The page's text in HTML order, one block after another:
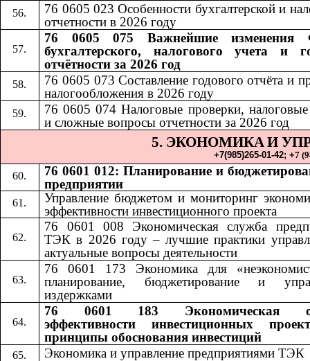
76 0605 023 Особенности бухгалтерской и
отчетности в 2026 году
76 0605 075 Важнейшие изменения
бухгалтерского, налогового учета и
отчётности за 2026 год
76 0605 073 Составление годового отчёта и
налогообложения в 2026 году
76 0605 074 Налоговые проверки,
и сложные вопросы отчетности за 2026 год
5. ЭКОНОМИКА И
+7(985)265-01-42;​​+7
76 0601 012: Планирование и
предприятии
Управление бюджетом и мониторинг
эффективности инвестиционного проекта
76 0601 008 Экономическая служба
ТЭК в 2026 году – лучшие практики
актуальные вопросы деятельности
76 0601 173 Экономика для
планирование, бюджетирование и
издержками
76 0601 183 Экономическая
эффективности инвестиционных
принципы обоснования инвестиций
Экономика и управление предприятиями ТЭК